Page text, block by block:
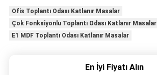
Ofis Toplantı Odası Katlanır Masalar
Çok Fonksiyonlu Toplantı Odası Katlanır Masalar
E1 MDF Toplantı Odası Katlanır Masalar
En İyi Fiyatı Alın